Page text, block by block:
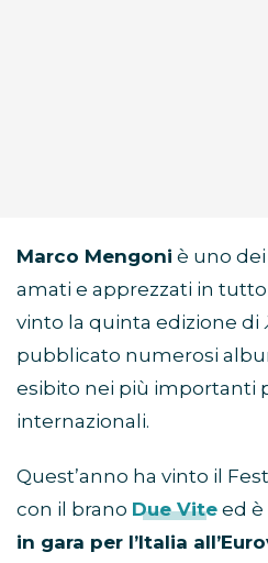
Marco Mengoni è uno
amati e apprezzati in
vinto la quinta edizione di
pubblicato numerosi
esibito nei più importanti
internazionali.
Quest’anno ha vinto il
con il brano Due Vite ed
in gara per l’Italia